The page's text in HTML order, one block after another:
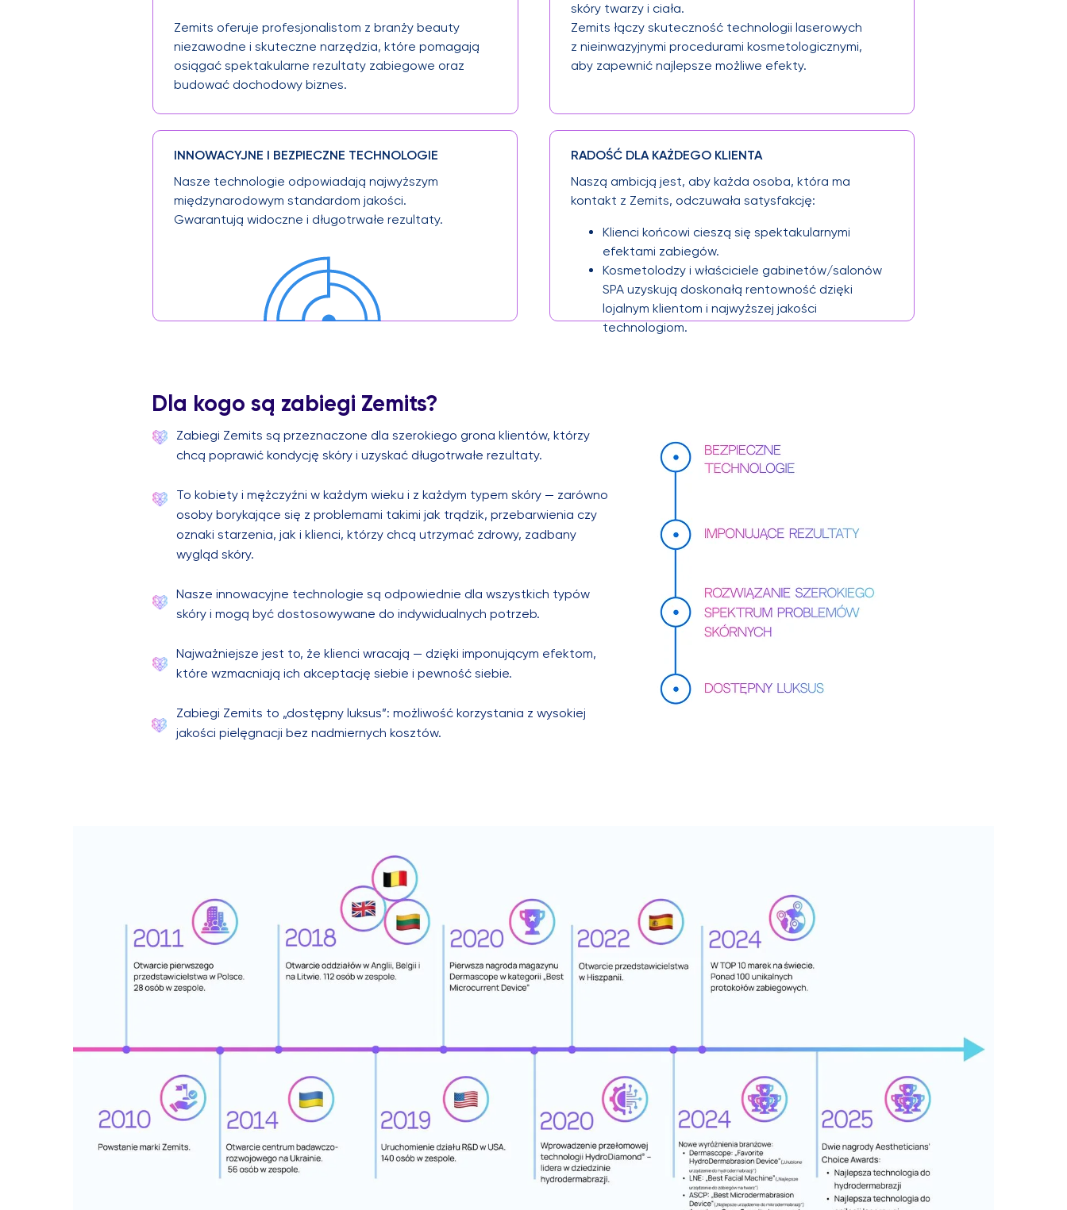
Nasze technologie odpowiadają najwyższym
międzynarodowym standardom jakości.
Gwarantują widoczne i długotrwałe rezultaty.
INNOWACYJNE I BEZPIECZNE TECHNOLOGIE
Naszą ambicją jest, aby każda osoba, która ma
kontakt z Zemits, odczuwała satysfakcję:
Klienci końcowi cieszą się spektakularnymi
efektami zabiegów.
Kosmetolodzy i właściciele gabinetów/salonów
SPA uzyskują doskonałą rentowność dzięki
lojalnym klientom i najwyższej jakości
technologiom.
RADOŚĆ DLA KAŻDEGO KLIENTA
skóry twarzy i ciała.
Zemits łączy skuteczność technologii laserowych
z nieinwazyjnymi procedurami kosmetologicznymi,
aby zapewnić najlepsze możliwe efekty.
Zemits oferuje profesjonalistom z branży beauty
niezawodne i skuteczne narzędzia, które pomagają
osiągać spektakularne rezultaty zabiegowe oraz
budować dochodowy biznes.
Zabiegi Zemits są przeznaczone dla szerokiego grona klientów, którzy
chcą poprawić kondycję skóry i uzyskać długotrwałe rezultaty.
To kobiety i mężczyźni w każdym wieku i z każdym typem skóry — zarówno
osoby borykające się z problemami takimi jak trądzik, przebarwienia czy
oznaki starzenia, jak i klienci, którzy chcą utrzymać zdrowy, zadbany
wygląd skóry.
Nasze innowacyjne technologie są odpowiednie dla wszystkich typów
skóry i mogą być dostosowywane do indywidualnych potrzeb.
Najważniejsze jest to, że klienci wracają — dzięki imponującym efektom,
które wzmacniają ich akceptację siebie i pewność siebie.
Zabiegi Zemits to „dostępny luksus”: możliwość korzystania z wysokiej
jakości pielęgnacji bez nadmiernych kosztów.
Dla kogo są zabiegi Zemits?